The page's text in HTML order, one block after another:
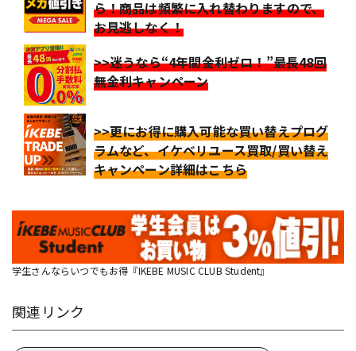
ら！商品は頻繁に入れ替わりますので、
お見逃しなく！
>>迷うなら“4年間金利ゼロ！”最長48回
無金利キャンペーン
>>更にお得に購入可能な買い替えプログ
ラムなど、イケベリユース買取/買い替え
キャンペーン詳細はこちら
学生さんならいつでもお得『IKEBE MUSIC CLUB Student』
関連リンク